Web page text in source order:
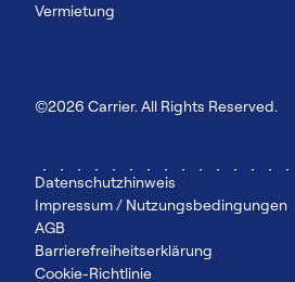
Vermietung
©2026 Carrier. All Rights Reserved.
Datenschutzhinweis
Impressum / Nutzungsbedingungen
AGB
Barrierefreiheitserklärung
Cookie-Richtlinie